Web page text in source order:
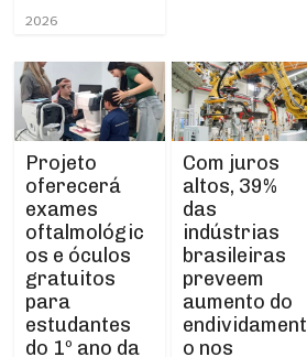
2026
Projeto
oferecerá
exames
oftalmológic
os e óculos
gratuitos
para
estudantes
do 1º ano da
Com juros
altos, 39%
das
indústrias
brasileiras
preveem
aumento do
endividament
o nos